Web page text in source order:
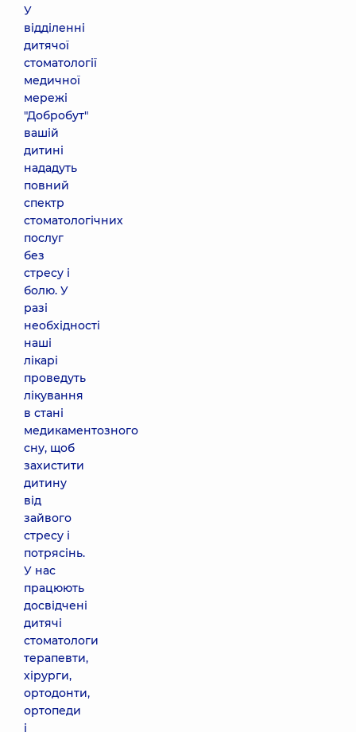
У
відділенні
дитячої
стоматології
медичної
мережі
"Добробут"
вашій
дитині
нададуть
повний
спектр
стоматологічних
послуг
без
стресу і
болю. У
разі
необхідності
наші
лікарі
проведуть
лікування
в стані
медикаментозного
сну, щоб
захистити
дитину
від
зайвого
стресу і
потрясінь.
У нас
працюють
досвідчені
дитячі
стоматологи
терапевти,
хірурги,
ортодонти,
ортопеди
і